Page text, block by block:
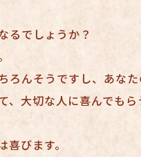
るでしょうか？
ろんそうですし、あな
、大切な人に喜んでも
びます。